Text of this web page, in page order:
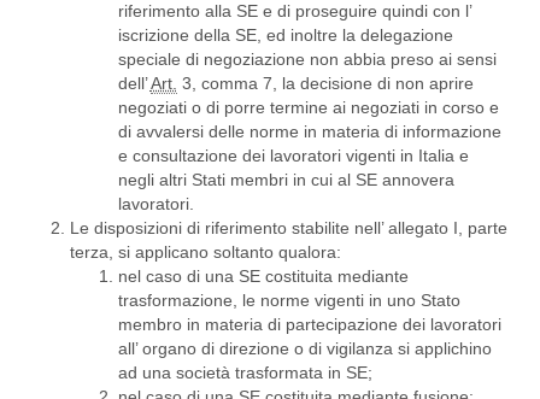
riferimento alla SE e di proseguire quindi con l’
iscrizione della SE, ed inoltre la delegazione
speciale di negoziazione non abbia preso ai sensi
dell’Art. 3, comma 7, la decisione di non aprire
negoziati o di porre termine ai negoziati in corso e
di avvalersi delle norme in materia di informazione
e consultazione dei lavoratori vigenti in Italia e
negli altri Stati membri in cui al SE annovera
lavoratori.
Le disposizioni di riferimento stabilite nell’ allegato I, parte
terza, si applicano soltanto qualora:
nel caso di una SE costituita mediante
trasformazione, le norme vigenti in uno Stato
membro in materia di partecipazione dei lavoratori
all’ organo di direzione o di vigilanza si applichino
ad una società trasformata in SE;